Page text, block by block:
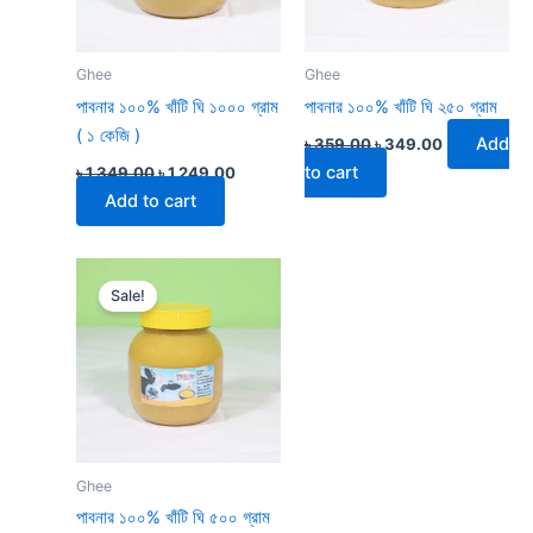
Ghee
পাবনার ১০০% খাঁটি ঘি ১০০০ গ্রাম
( ১ কেজি )
৳1,349.00৳1,249.00
Add to cart
Ghee
পাবনার ১০০% খাঁটি ঘি ২৫০ গ্রাম
৳359.00৳349.00
Add
to cart
Sale!
Ghee
পাবনার ১০০% খাঁটি ঘি ৫০০ গ্রাম
price
was:
৳ 699.00.৳ 649.00.